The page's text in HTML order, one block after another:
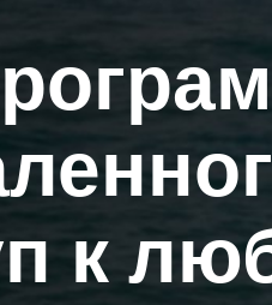
телефона из любой
мира
к